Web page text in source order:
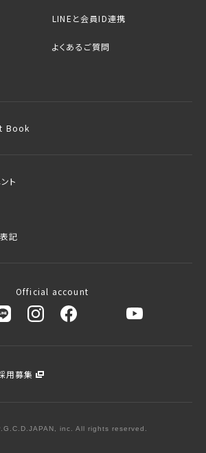
LINEと会員ID連携
よくあるご質問
Book
ト
記
Official account
用募集
inc. All rights reserved.